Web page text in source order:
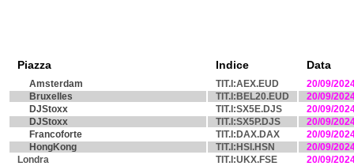
Piazza Indice Data
Amsterdam TIT.I:AEX.EUD
20/09/
Bruxelles
TIT.I:BEL20.EUD
20/09/
DJStoxx
TIT.I:SX5E.DJS
20/09/
DJStoxx
TIT.I:SX5P.DJS
20/09/
Francoforte
TIT.I:DAX.DAX
20/09/
HongKong
TIT.I:HSI.HSN
20/09/
Londra
TIT.I:UKX.FSE
20/09/